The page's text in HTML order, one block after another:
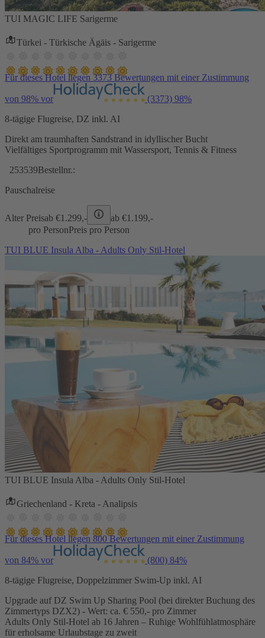
TUI MAGIC LIFE Sarigerme
Türkei - Türkische Ägäis - Sarigerme
Für dieses Hotel liegen 3373 Bewertungen mit einer Zustimmung
von 98% vor (3373) 98%
8-tägige Flugreise, DZ inkl. AI
Direkt am traumhaften Sandstrand in idyllischer Bucht
Vielfältiges Sportprogramm mit Wassersport, Tennis & Fitness
253539Bestellnr.:
Pauschalreise
Alter Preisab €1.299,- ab €1.199,-
pro PersonPreis pro Person
TUI BLUE Insula Alba - Adults Only Stil-Hotel
TUI BLUE Insula Alba - Adults Only Stil-Hotel
Griechenland - Kreta - Analipsis
Für dieses Hotel liegen 800 Bewertungen mit einer Zustimmung
von 84% vor (800) 84%
8-tägige Flugreise, Doppelzimmer Swim-Up inkl. AI
Upgrade auf DZ Swim Up Sharing Pool (bei direkter Buchung des
Zimmertyps DZX2) - Wert: ca. € 550,- pro Zimmer
Adults Only Stil-Hotel ab 16 Jahren – Ruhige Wohlfühlatmosphäre
für erholsame Urlaubstage zu zweit